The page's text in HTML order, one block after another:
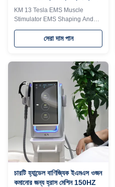
মেশিন সিই অনুমোদিত
KM 13 Tesla EMS Muscle
Stimulator EMS Shaping And
Sculpting In Portuguese
Language KM 13 Tesla Ems
body slim ems muscle
machine/EMS Shaping neo
electromagnetic body sculpt
Why choose us? 1. Weifang KM
No. 1 in sales of beauty
equipment on 2. Hot selling 808
laser hair removal
machine,Soprano ice platinum
Titanium laser, EMS body
sculpting muscle stimulator
machine 3. Support fast delivery
within three days 4. Minimum
30% payment method 5
সেরা দাম পান
চারটি হ্যান্ডেল বাণিজ্যিক ইএমএস ওজন
কমানোর জন্য হ্রাস মেশিন 150HZ